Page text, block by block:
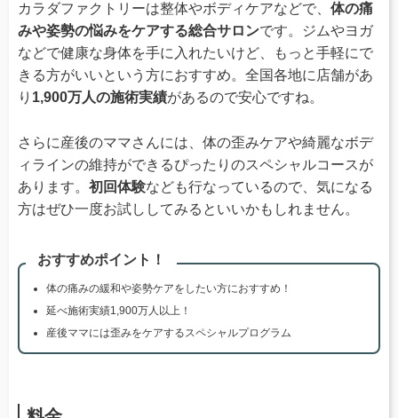
カラダファクトリーは整体やボディケアなどで、 体の痛
みや姿勢の悩みをケアする総合サロンです。ジムやヨガ
などで健康な身体を手に入れたいけど、もっと手軽にで
きる方がいいという方におすすめ。全国各地に店舗があ
り 1,900万人の施術実績があるので安心ですね。
さらに産後のママさんには、体の歪みケアや綺麗なボデ
ィラインの維持ができるぴったりのスペシャルコースが
あります。 初回体験なども行なっているので、気になる
方はぜひ一度お試ししてみるといいかもしれません。
おすすめポイント！
体の痛みの緩和や姿勢ケアをしたい方におすすめ！
延べ施術実績1,900万人以上！
産後ママには歪みをケアするスペシャルプログラム